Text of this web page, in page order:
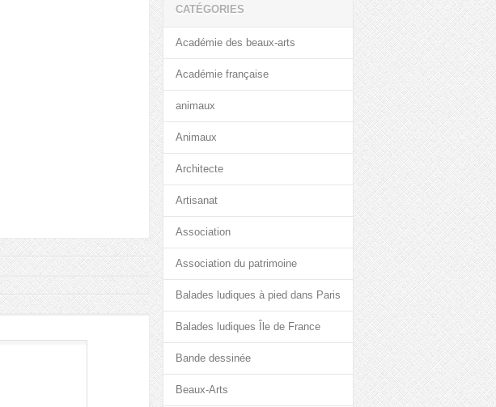
CATÉGORIES
Académie des beaux-arts
Académie française
animaux
Animaux
Architecte
Artisanat
Association
Association du patrimoine
Balades ludiques à pied dans Paris
Balades ludiques Île de France
Bande dessinée
Beaux-Arts